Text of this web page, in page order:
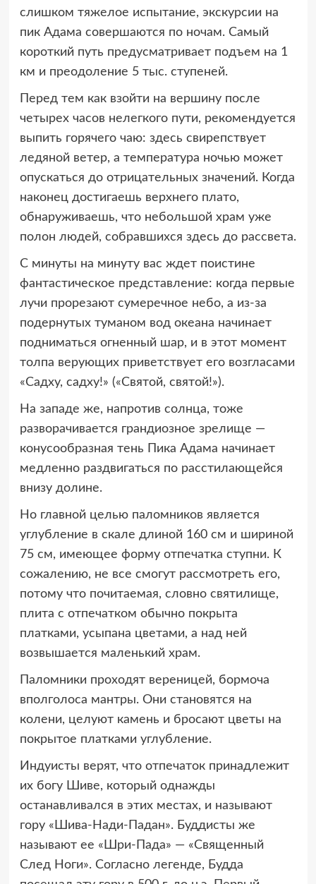
слишком тяжелое испытание, экскурсии на
пик Адама совершаются по ночам. Самый
короткий путь предусматривает подъем на 1
км и преодоление 5 тыс. ступеней.
Перед тем как взойти на вершину после
четырех часов нелегкого пути, рекомендуется
выпить горячего чаю: здесь свирепствует
ледяной ветер, а температура ночью может
опускаться до отрицательных значений. Когда
наконец достигаешь верхнего плато,
обнаруживаешь, что небольшой храм уже
полон людей, собравшихся здесь до рассвета.
С минуты на минуту вас ждет поистине
фантастическое представление: когда первые
лучи прорезают сумеречное небо, а из-за
подернутых туманом вод океана начинает
подниматься огненный шар, и в этот момент
толпа верующих приветствует его возгласами
«Садху, садху!» («Святой, святой!»).
На западе же, напротив солнца, тоже
разворачивается грандиозное зрелище —
конусообразная тень Пика Адама начинает
медленно раздвигаться по расстилающейся
внизу долине.
Но главной целью паломников является
углубление в скале длиной 160 см и шириной
75 см, имеющее форму отпечатка ступни. К
сожалению, не все смогут рассмотреть его,
потому что почитаемая, словно святилище,
плита с отпечатком обычно покрыта
платками, усыпана цветами, а над ней
возвышается маленький храм.
Паломники проходят вереницей, бормоча
вполголоса мантры. Они становятся на
колени, целуют камень и бросают цветы на
покрытое платками углубление.
Индуисты верят, что отпечаток принадлежит
их богу Шиве, который однажды
останавливался в этих местах, и называют
гору «Шива-Нади-Падан». Буддисты же
называют ее «Шри-Пада» — «Священный
След Ноги». Согласно легенде, Будда